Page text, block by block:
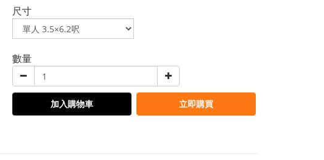
尺寸
數量
加入購物車 立即購買